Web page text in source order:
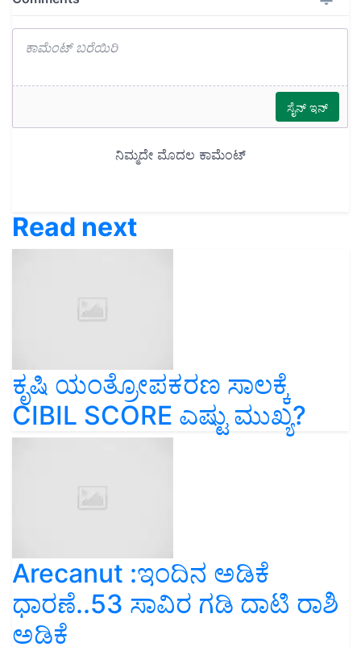
Read next
ಕೃಷಿ ಯಂತ್ರೋಪಕರಣ ಸಾಲಕ್ಕೆ
CIBIL SCORE ಎಷ್ಟು ಮುಖ್ಯ?
Arecanut :ಇಂದಿನ ಅಡಿಕೆ
ಧಾರಣೆ..53 ಸಾವಿರ ಗಡಿ ದಾಟಿ ರಾಶಿ
ಅಡಿಕೆ